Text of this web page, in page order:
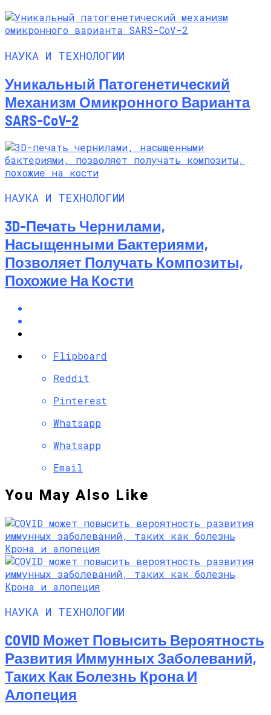
НАУКА И ТЕХНОЛОГИИ
Уникальный Патогенетический
Механизм Омикронного Варианта
SARS-CoV-2
НАУКА И ТЕХНОЛОГИИ
3D-Печать Чернилами,
Насыщенными Бактериями,
Позволяет Получать Композиты,
Похожие На Кости
Flipboard
Reddit
Pinterest
Whatsapp
Whatsapp
Email
You May Also Like
НАУКА И ТЕХНОЛОГИИ
COVID Может Повысить Вероятность
Развития Иммунных Заболеваний,
Таких Как Болезнь Крона И
Алопеция